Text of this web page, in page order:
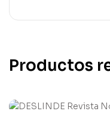
Productos